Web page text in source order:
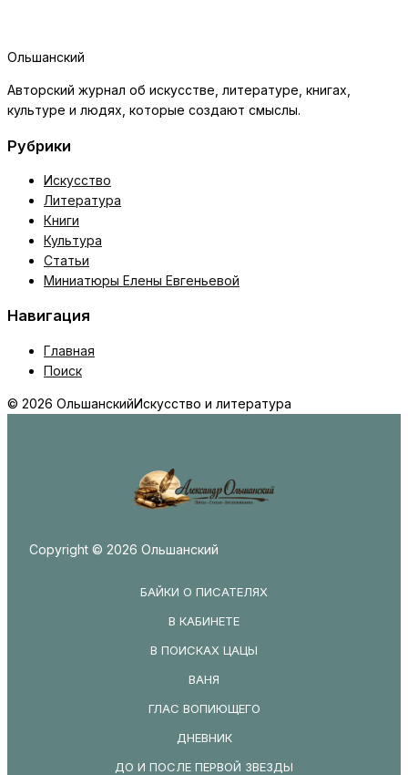
Ольшанский
Авторский журнал об искусстве, литературе, книгах,
культуре и людях, которые создают смыслы.
Рубрики
Искусство
Литература
Книги
Культура
Статьи
Миниатюры Елены Евгеньевой
Навигация
Главная
Поиск
© 2026 ОльшанскийИскусство и литература
Copyright © 2026 Ольшанский
БАЙКИ О ПИСАТЕЛЯХ
В КАБИНЕТЕ
В ПОИСКАХ ЦАЦЫ
ВАНЯ
ГЛАС ВОПИЮЩЕГО
ДНЕВНИК
ДО И ПОСЛЕ ПЕРВОЙ ЗВЕЗДЫ